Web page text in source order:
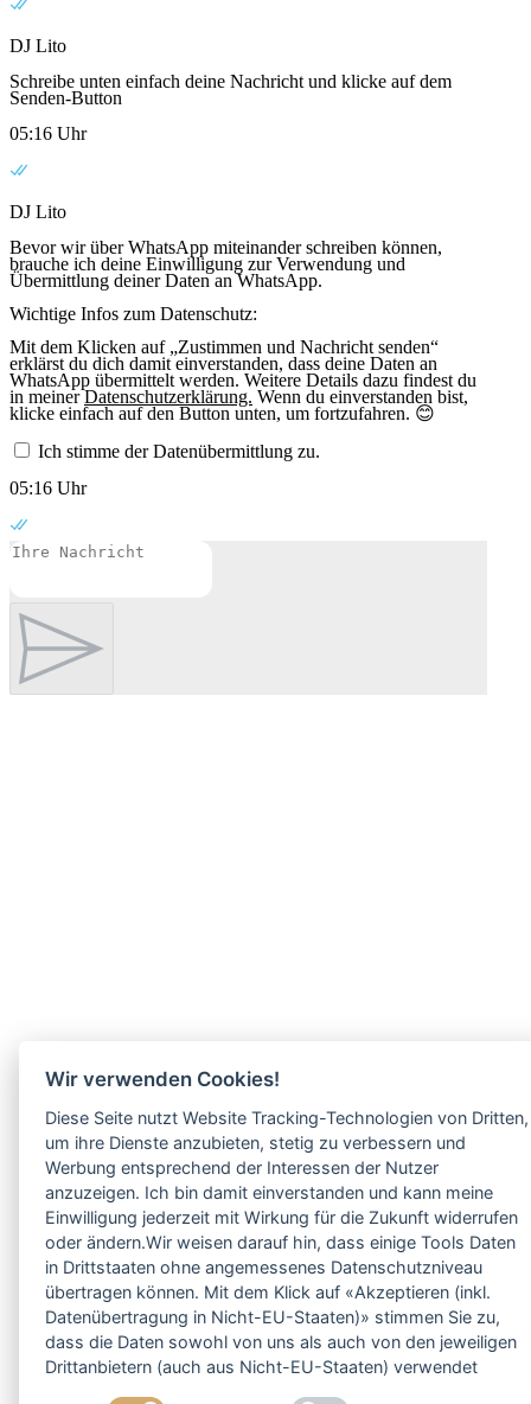
Wir verwenden Cookies!
Diese Seite nutzt Website Tracking-Technologien von Dritten,
um ihre Dienste anzubieten, stetig zu verbessern und
Werbung entsprechend der Interessen der Nutzer
anzuzeigen. Ich bin damit einverstanden und kann meine
Einwilligung jederzeit mit Wirkung für die Zukunft widerrufen
oder ändern.Wir weisen darauf hin, dass einige Tools Daten
in Drittstaaten ohne angemessenes Datenschutzniveau
übertragen können. Mit dem Klick auf «Akzeptieren (inkl.
Datenübertragung in Nicht-EU-Staaten)» stimmen Sie zu,
dass die Daten sowohl von uns als auch von den jeweiligen
Drittanbietern (auch aus Nicht-EU-Staaten) verwendet
DJ Lito
Schreibe unten einfach deine Nachricht und klicke auf dem
Senden-Button
05:16 Uhr
DJ Lito
Bevor wir über WhatsApp miteinander schreiben können,
brauche ich deine Einwilligung zur Verwendung und
Übermittlung deiner Daten an WhatsApp.
Wichtige Infos zum Datenschutz:
Mit dem Klicken auf „Zustimmen und Nachricht senden“
erklärst du dich damit einverstanden, dass deine Daten an
WhatsApp übermittelt werden. Weitere Details dazu findest du
in meinerDatenschutzerklärung. Wenn du einverstanden bist,
klicke einfach auf den Button unten, um fortzufahren. 😊
Ich stimme der Datenübermittlung zu.
05:16 Uhr